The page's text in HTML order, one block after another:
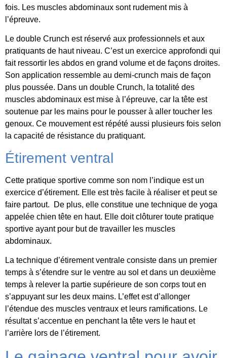
fois. Les muscles abdominaux sont rudement mis à
l’épreuve.
Le double Crunch est réservé aux professionnels et aux
pratiquants de haut niveau. C’est un exercice approfondi qui
fait ressortir les abdos en grand volume et de façons droites.
Son application ressemble au demi-crunch mais de façon
plus poussée. Dans un double Crunch, la totalité des
muscles abdominaux est mise à l’épreuve, car la tête est
soutenue par les mains pour le pousser à aller toucher les
genoux. Ce mouvement est répété aussi plusieurs fois selon
la capacité de résistance du pratiquant.
Étirement ventral
Cette pratique sportive comme son nom l’indique est un
exercice d’étirement. Elle est très facile à réaliser et peut se
faire partout. De plus, elle constitue une technique de yoga
appelée chien tête en haut. Elle doit clôturer toute pratique
sportive ayant pour but de travailler les muscles
abdominaux.
La technique d’étirement ventrale consiste dans un premier
temps à s’étendre sur le ventre au sol et dans un deuxième
temps à relever la partie supérieure de son corps tout en
s’appuyant sur les deux mains. L’effet est d’allonger
l’étendue des muscles ventraux et leurs ramifications. Le
résultat s’accentue en penchant la tête vers le haut et
l’arrière lors de l’étirement.